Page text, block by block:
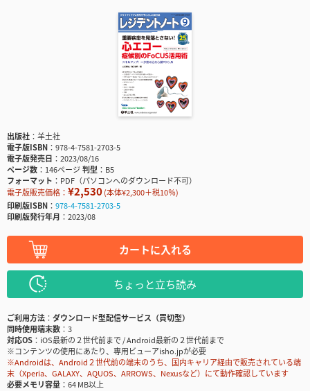
出版社
羊土社
電子版ISBN
978-4-7581-2703-5
電子版発売日
2023/08/16
ページ数
146ページ判型
B5
フォーマット
PDF（パソコンへのダウンロード不可）
電子版販売価格： ¥2,530(本体¥2,300＋税10％)
印刷版ISBN
978-4-7581-2703-5
印刷版発行年月
2023/08
カートに入れる
ちょっと立ち読み
ご利用方法
ダウンロード型配信サービス（買切型）
同時使用端末数
3
対応OS
iOS最新の２世代前まで / Android最新の２世代前まで
※コンテンツの使用にあたり、専用ビューアisho.jpが必要
※Androidは、Android２世代前の端末のうち、国内キャリア経由で販売されている端
末（Xperia、GALAXY、AQUOS、ARROWS、Nexusなど）にて動作確認しています
必要メモリ容量
64 MB以上